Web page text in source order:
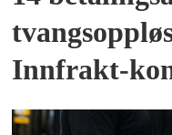
Innfrakt-